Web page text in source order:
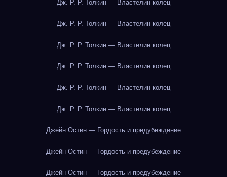
Дж. Р. Р. Толкин — Властелин колец
Дж. Р. Р. Толкин — Властелин колец
Дж. Р. Р. Толкин — Властелин колец
Дж. Р. Р. Толкин — Властелин колец
Дж. Р. Р. Толкин — Властелин колец
Дж. Р. Р. Толкин — Властелин колец
Джейн Остин — Гордость и предубеждение
Джейн Остин — Гордость и предубеждение
Джейн Остин — Гордость и предубеждение